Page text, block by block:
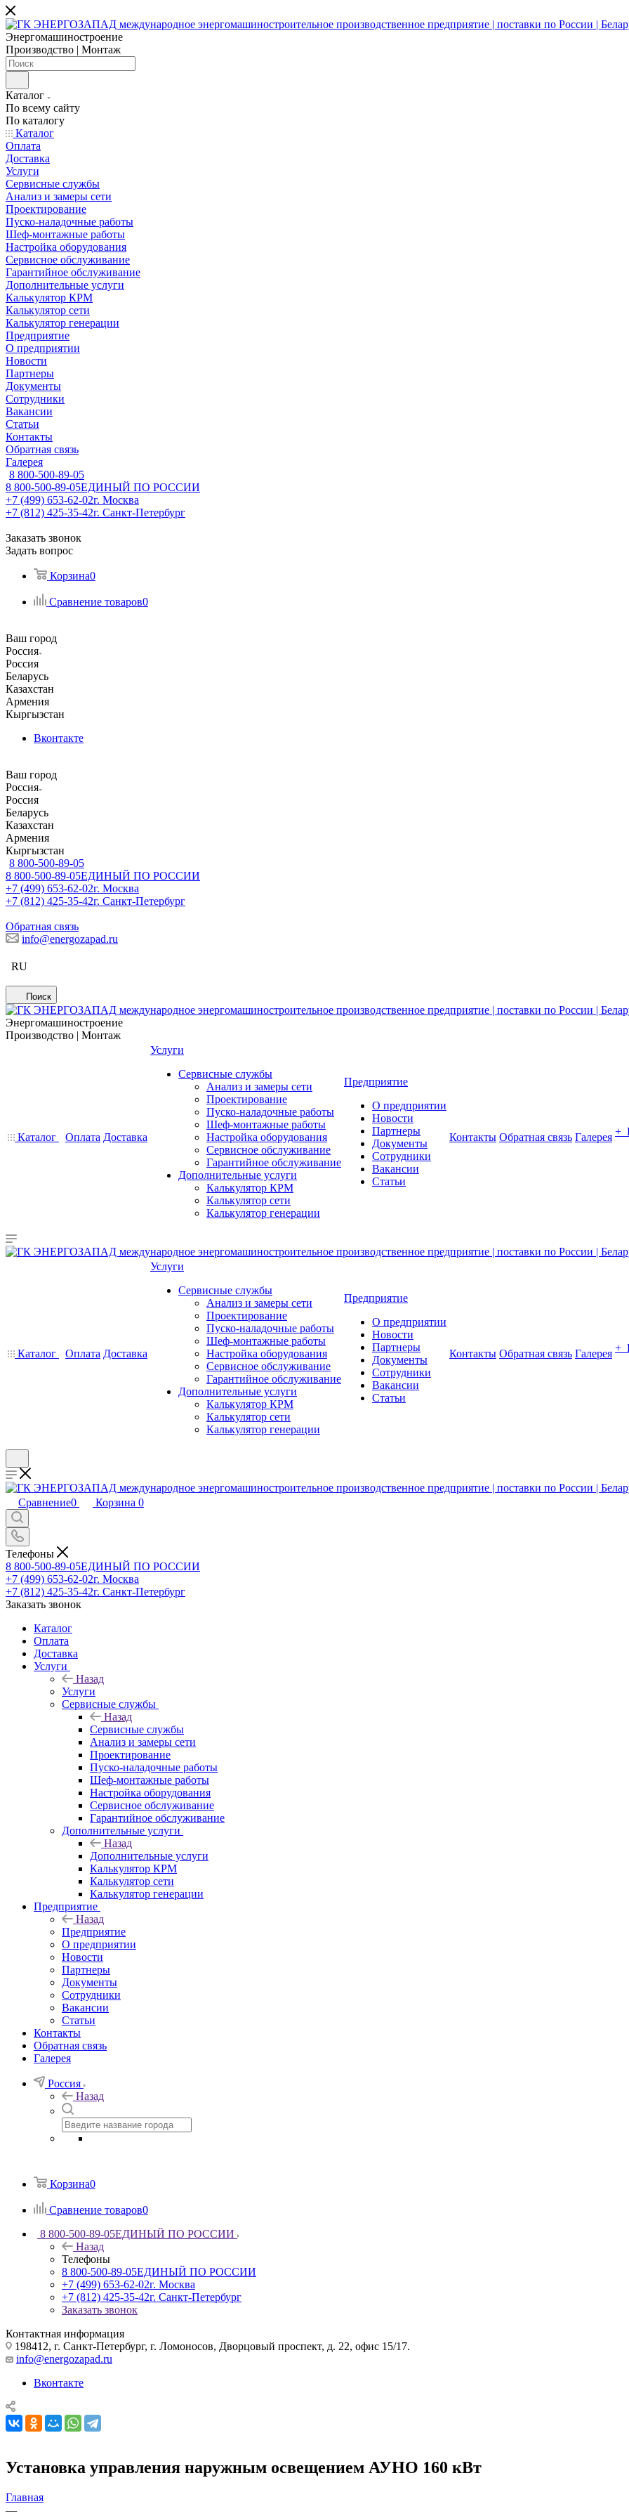
Энергомашиностроение
Производство | Монтаж
Каталог
По всему сайту
По каталогу
Каталог
Оплата
Доставка
Услуги
Сервисные службы
Анализ и замеры сети
Проектирование
Пуско-наладочные работы
Шеф-монтажные работы
Настройка оборудования
Сервисное обслуживание
Гарантийное обслуживание
Дополнительные услуги
Калькулятор КРМ
Калькулятор сети
Калькулятор генерации
Предприятие
О предприятии
Новости
Партнеры
Документы
Сотрудники
Вакансии
Статьи
Контакты
Обратная связь
Галерея
8 800-500-89-05
8 800-500-89-05ЕДИНЫЙ ПО РОССИИ
+7 (499) 653-62-02г. Москва
+7 (812) 425-35-42г. Санкт-Петербург
Заказать звонок
Задать вопрос
Корзина0
Сравнение товаров0
Ваш город
Россия
Россия
Беларусь
Казахстан
Армения
Кыргызстан
Вконтакте
Ваш город
Россия
Россия
Беларусь
Казахстан
Армения
Кыргызстан
8 800-500-89-05
8 800-500-89-05ЕДИНЫЙ ПО РОССИИ
+7 (499) 653-62-02г. Москва
+7 (812) 425-35-42г. Санкт-Петербург
Обратная связь
info@energozapad.ru
RU
Поиск
Энергомашиностроение
Производство | Монтаж
Каталог Оплата Доставка
Услуги
Сервисные службы
Анализ и замеры сети
Проектирование
Пуско-наладочные работы
Шеф-монтажные работы
Настройка оборудования
Сервисное обслуживание
Гарантийное обслуживание
Дополнительные услуги
Калькулятор КРМ
Калькулятор сети
Калькулятор генерации
Предприятие
О предприятии
Новости
Партнеры
Документы
Сотрудники
Вакансии
Статьи
Контакты Обратная связь Галерея +
Каталог Оплата Доставка
Услуги
Сервисные службы
Анализ и замеры сети
Проектирование
Пуско-наладочные работы
Шеф-монтажные работы
Настройка оборудования
Сервисное обслуживание
Гарантийное обслуживание
Дополнительные услуги
Калькулятор КРМ
Калькулятор сети
Калькулятор генерации
Предприятие
О предприятии
Новости
Партнеры
Документы
Сотрудники
Вакансии
Статьи
Контакты Обратная связь Галерея +
Сравнение0 Корзина 0
Телефоны
8 800-500-89-05ЕДИНЫЙ ПО РОССИИ
+7 (499) 653-62-02г. Москва
+7 (812) 425-35-42г. Санкт-Петербург
Заказать звонок
Каталог
Оплата
Доставка
Услуги
Назад
Услуги
Сервисные службы
Назад
Сервисные службы
Анализ и замеры сети
Проектирование
Пуско-наладочные работы
Шеф-монтажные работы
Настройка оборудования
Сервисное обслуживание
Гарантийное обслуживание
Дополнительные услуги
Назад
Дополнительные услуги
Калькулятор КРМ
Калькулятор сети
Калькулятор генерации
Предприятие
Назад
Предприятие
О предприятии
Новости
Партнеры
Документы
Сотрудники
Вакансии
Статьи
Контакты
Обратная связь
Галерея
Россия
Назад
Корзина0
Сравнение товаров0
8 800-500-89-05ЕДИНЫЙ ПО РОССИИ
Назад
Телефоны
8 800-500-89-05ЕДИНЫЙ ПО РОССИИ
+7 (499) 653-62-02г. Москва
+7 (812) 425-35-42г. Санкт-Петербург
Заказать звонок
Контактная информация
198412, г. Санкт-Петербург, г. Ломоносов, Дворцовый проспект, д. 22, офис 15/17.
info@energozapad.ru
Вконтакте
Установка управления наружным освещением АУНО 160 кВт
Главная
—